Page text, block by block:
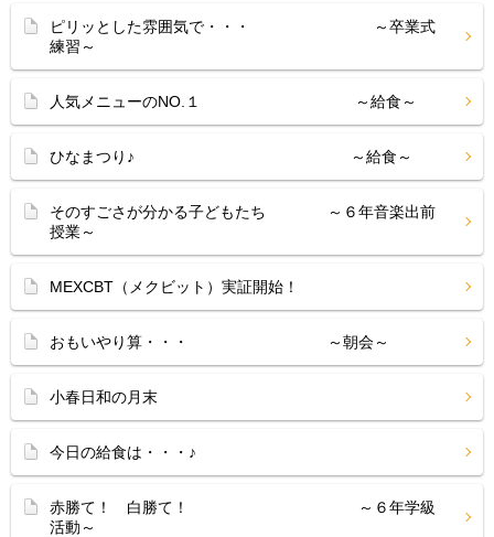
ピリッとした雰囲気で・・・ ～卒業式
練習～
人気メニューのNO.１ ～給食～
ひなまつり♪ ～給食～
そのすごさが分かる子どもたち ～６年音楽出前
授業～
MEXCBT（メクビット）実証開始！
おもいやり算・・・ ～朝会～
小春日和の月末
今日の給食は・・・♪
赤勝て！ 白勝て！ ～６年学級
活動～